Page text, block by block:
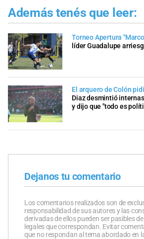
Además tenés que leer:
Torneo Apertura
líder Guadalupe
El arquero de Colón
Diaz desmintió
y dijo que "todo es
Dejanos tu comentario
Los comentarios realizados son de
responsabilidad de sus autores y las
derivadas de ellos pueden ser pasibles
legales que correspondan. Evitar
que no respondan al tema abordado en